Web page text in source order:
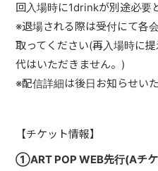
回入場時に1drinkが別途必要
※退場される際は受付にて各
取ってください(再入場時に
代はいただきません。)
※配信詳細は後日お知らせいた
【チケット情報】
①ART POP WEB先行(Aチ